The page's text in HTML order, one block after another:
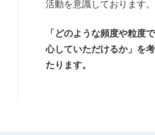
活動を意識しております。
「どのような頻度や粒度
心していただけるか」を
たります。